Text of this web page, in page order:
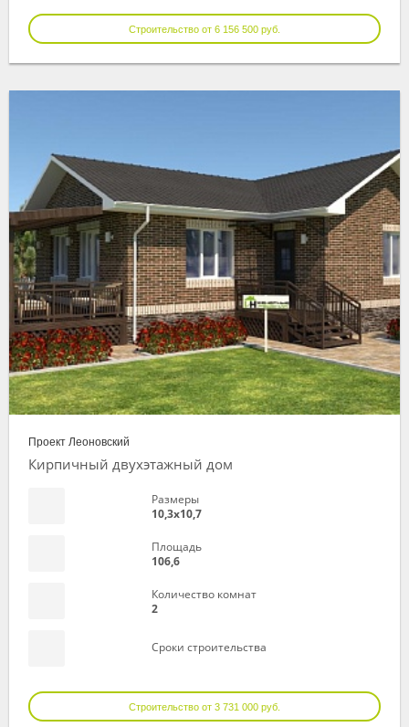
Строительство от 6 156 500 руб.
Проект Леоновский
Кирпичный двухэтажный дом
Размеры
10,3х10,7
Площадь
106,6
Количество комнат
2
Сроки строительства
Строительство от 3 731 000 руб.